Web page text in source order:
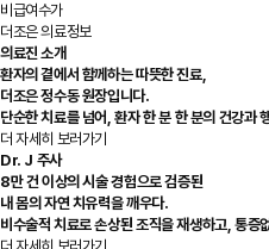
비급여수가
더조은 의료정보
의료진 소개
환자의 곁에서 함께하는 따뜻한 진료,
더조은 정수동 원장입니다.
단순한 치료를 넘어, 환자 한 분 한 분의 건강과
더 자세히 보러가기
Dr. J 주사
8만 건 이상의 시술 경험으로 검증된
내 몸의 자연 치유력을 깨우다.
비수술적 치료로 손상된 조직을 재생하고, 통증